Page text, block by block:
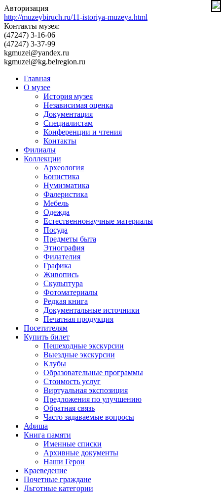
Авторизация
http://muzeybiruch.ru/11-istoriya-muzeya.html
Контакты музея:
(47247) 3-16-06
(47247) 3-37-99
kgmuzei@yandex.ru
kgmuzei@kg.belregion.ru
Главная
О музее
История музея
Независимая оценка
Документация
Специалистам
Конференции и чтения
Контакты
Филиалы
Коллекции
Археология
Бонистика
Нумизматика
Фалеристика
Мебель
Одежда
Естественнонаучные материалы
Посуда
Предметы быта
Этнография
Филателия
Графика
Живопись
Скульптура
Фотоматериалы
Редкая книга
Документальные источники
Печатная продукция
Посетителям
Купить билет
Пешеходные экскурсии
Выездные экскурсии
Клубы
Образовательные программы
Стоимость услуг
Виртуальная экспозиция
Предложения по улучшению
Обратная связь
Часто задаваемые вопросы
Афиша
Книга памяти
Именные списки
Архивные документы
Наши Герои
Краеведение
Почетные граждане
Льготные категории